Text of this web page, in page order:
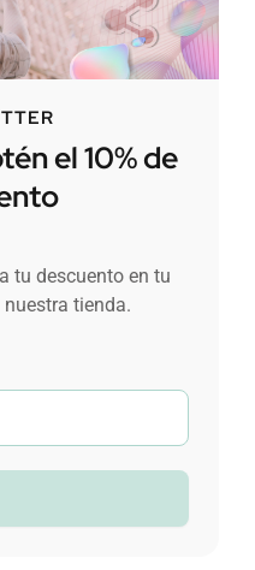
el 10% de
tu descuento en tu
tienda.